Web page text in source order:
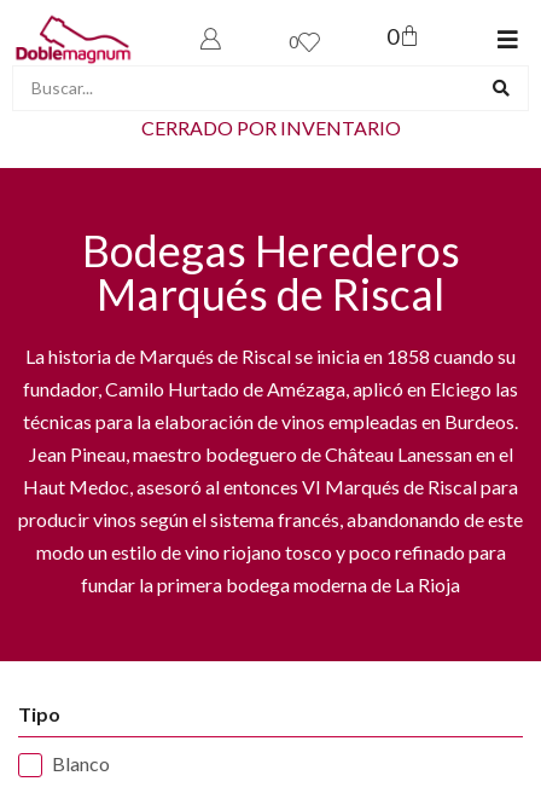
0 0
CERRADO POR INVENTARIO
Bodegas Herederos
Marqués de Riscal
La historia de Marqués de Riscal se inicia en 1858 cuando su
fundador, Camilo Hurtado de Amézaga, aplicó en Elciego las
técnicas para la elaboración de vinos empleadas en Burdeos.
Jean Pineau, maestro bodeguero de Château Lanessan en el
Haut Medoc, asesoró al entonces VI Marqués de Riscal para
producir vinos según el sistema francés, abandonando de este
modo un estilo de vino riojano tosco y poco refinado para
fundar la primera bodega moderna de La Rioja
Tipo
Blanco